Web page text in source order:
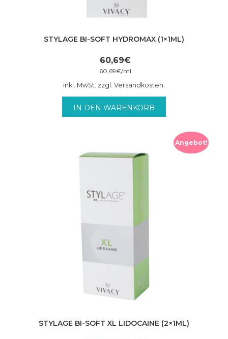
STYLAGE BI-SOFT HYDROMAX (1×1ML)
60,69€
60,69€/ml
inkl. MwSt. zzgl. Versandkosten.
IN DEN WARENKORB
Angebot!
STYLAGE BI-SOFT XL LIDOCAINE (2×1ML)